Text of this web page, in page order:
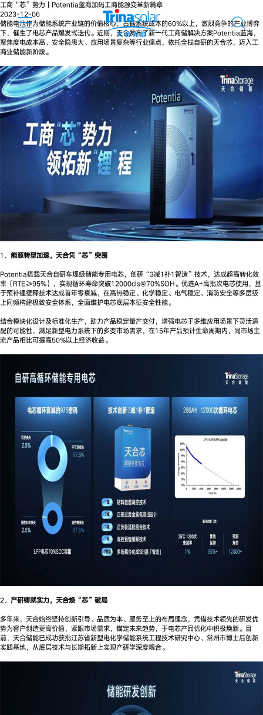
工商“芯”势力丨Potentia蓝海加码工商能源变革新篇章
2023-12-06
储能电池作为储能系统产业链的价值核心，占据系统成本的60%以上，激烈竞争的产业博弈
下，催生了电芯产品爆发式迭代。近期，天合发布了新一代工商储解决方案Potentia蓝海，
聚焦度电成本高、安全隐患大、应用场景复杂等行业痛点，依托全栈自研的天合芯，迈入工
商业储能新阶段。
1． 能源转型加速，天合凭“芯”突围
Potentia搭载天合自研车规级储能专用电芯，创研“3减1补1智造”技术，达成超高转化效
率（RTE≥95%），实现循环寿命突破12000cls@70%SOH。优选A+高批次电芯使用，基
于预补锂缓释技术达成首年零衰减，在高热稳定、化学稳定、电气稳定、消防安全等多层级
上同频构建极致安全体系，全面维护电芯底层本征安全性能。
结合模块化设计及标准化生产，助力产品稳定量产交付，增强电芯于多维应用场景下灵活适
配的可能性，满足新型电力系统下的多变市场需求，在15年产品预计生命周期内，同市场主
流产品相比可提高50%以上经济收益。
2． 产研铸就实力，天合焕“芯”破局
多年来，天合始终坚持创新引导、品质为本、服务至上的布局理念，凭借技术领先的研发优
势为客户创造更高价值，紧跟市场需求，锚定未来趋势，于电芯产品优化中积极焕新。目
前，天合储能已成功获批江苏省新型电化学储能系统工程技术研究中心、常州市博士后创新
实践基地，从底层技术与长期拓新上实现产研学深度耦合。